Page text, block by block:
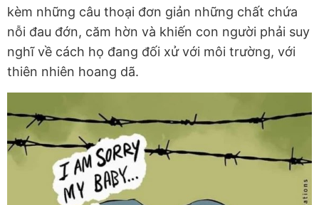
kèm những câu thoại đơn giản những chất chứa
nỗi đau đớn, căm hờn và khiến con người phải suy
nghĩ về cách họ đang đối xử với môi trường, với
thiên nhiên hoang dã.